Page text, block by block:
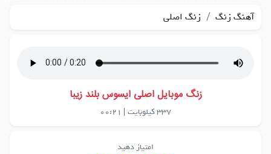
آهنگ زنگ / زنگ اصلی
زنگ موبایل اصلی ایسوس بلند زیبا
337 کیلوبایت |
00:21
امتیاز دهید